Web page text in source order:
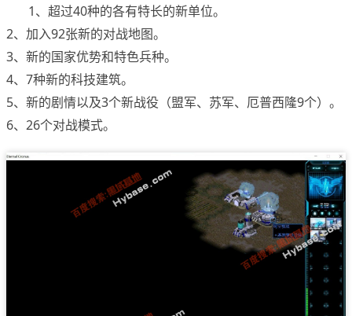
1、超过40种的各有特长的新单位。
2、加入92张新的对战地图。
3、新的国家优势和特色兵种。
4、7种新的科技建筑。
5、新的剧情以及3个新战役（盟军、苏军、厄普西隆9个）。
6、26个对战模式。